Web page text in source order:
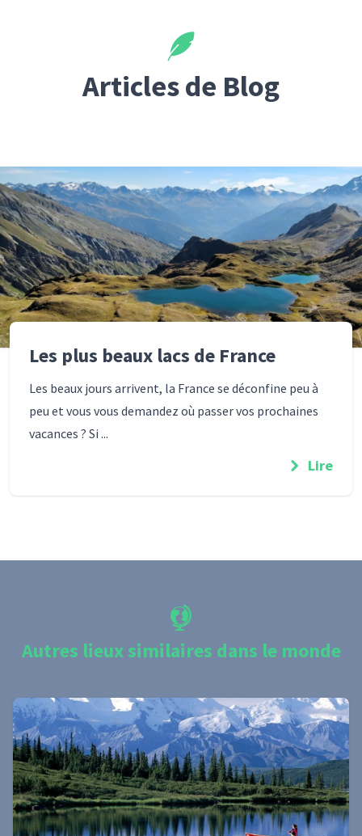
Articles de Blog
Les plus beaux lacs de France
Les beaux jours arrivent, la France se déconfine peu à
peu et vous vous demandez où passer vos prochaines
vacances ? Si ...
Lire
Autres lieux similaires dans le monde